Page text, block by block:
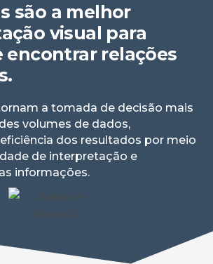
são a melhor
visual para
encontrar relações
a tomada de decisão mais
volumes de dados,
dos resultados por meio
de interpretação e
informações.